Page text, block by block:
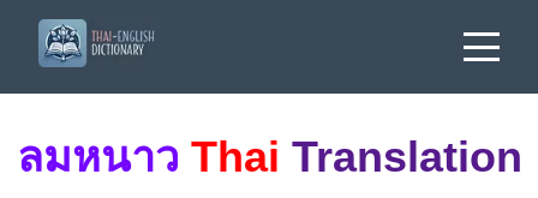
ลมหนาว Thai Translation